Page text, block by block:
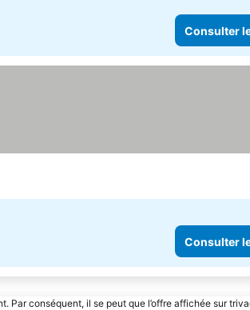
Consulter
Consulter
Par conséquent, il se peut que l’offre affichée sur